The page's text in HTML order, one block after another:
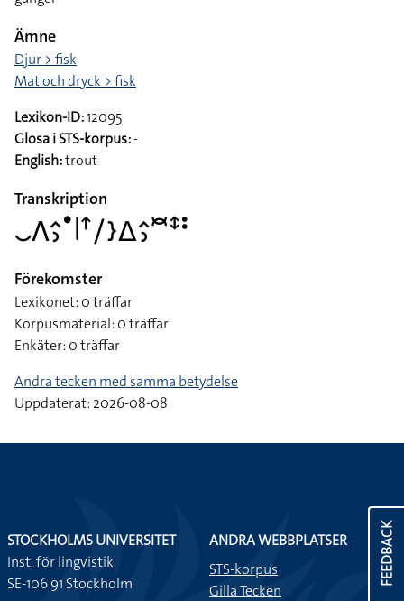
Ämne
Djur > fisk
Mat och dryck > fisk
Lexikon-ID:12095
Glosa i STS-korpus:-
English:trout
Transkription
􌤛􌤣􌤵􌤶􌤟􌥼􌦃􌥠􌤇􌤩􌤵􌤶􌥫􌥥􌥻
Förekomster
Lexikonet: 0 träffar
Korpusmaterial: 0 träffar
Enkäter: 0 träffar
Andra tecken med samma betydelse
Uppdaterat: 2026-08-08
FEEDBACK
STOCKHOLMS UNIVERSITET
Inst. för lingvistik
SE-106 91 Stockholm
ANDRA WEBBPLATSER
STS-korpus
Gilla Tecken